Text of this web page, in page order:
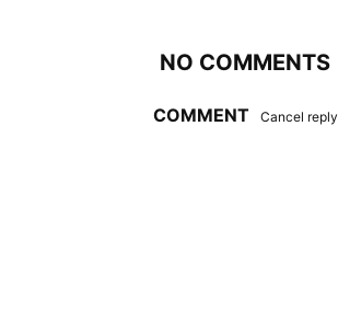
NO COMMENTS
COMMENT Cancel reply